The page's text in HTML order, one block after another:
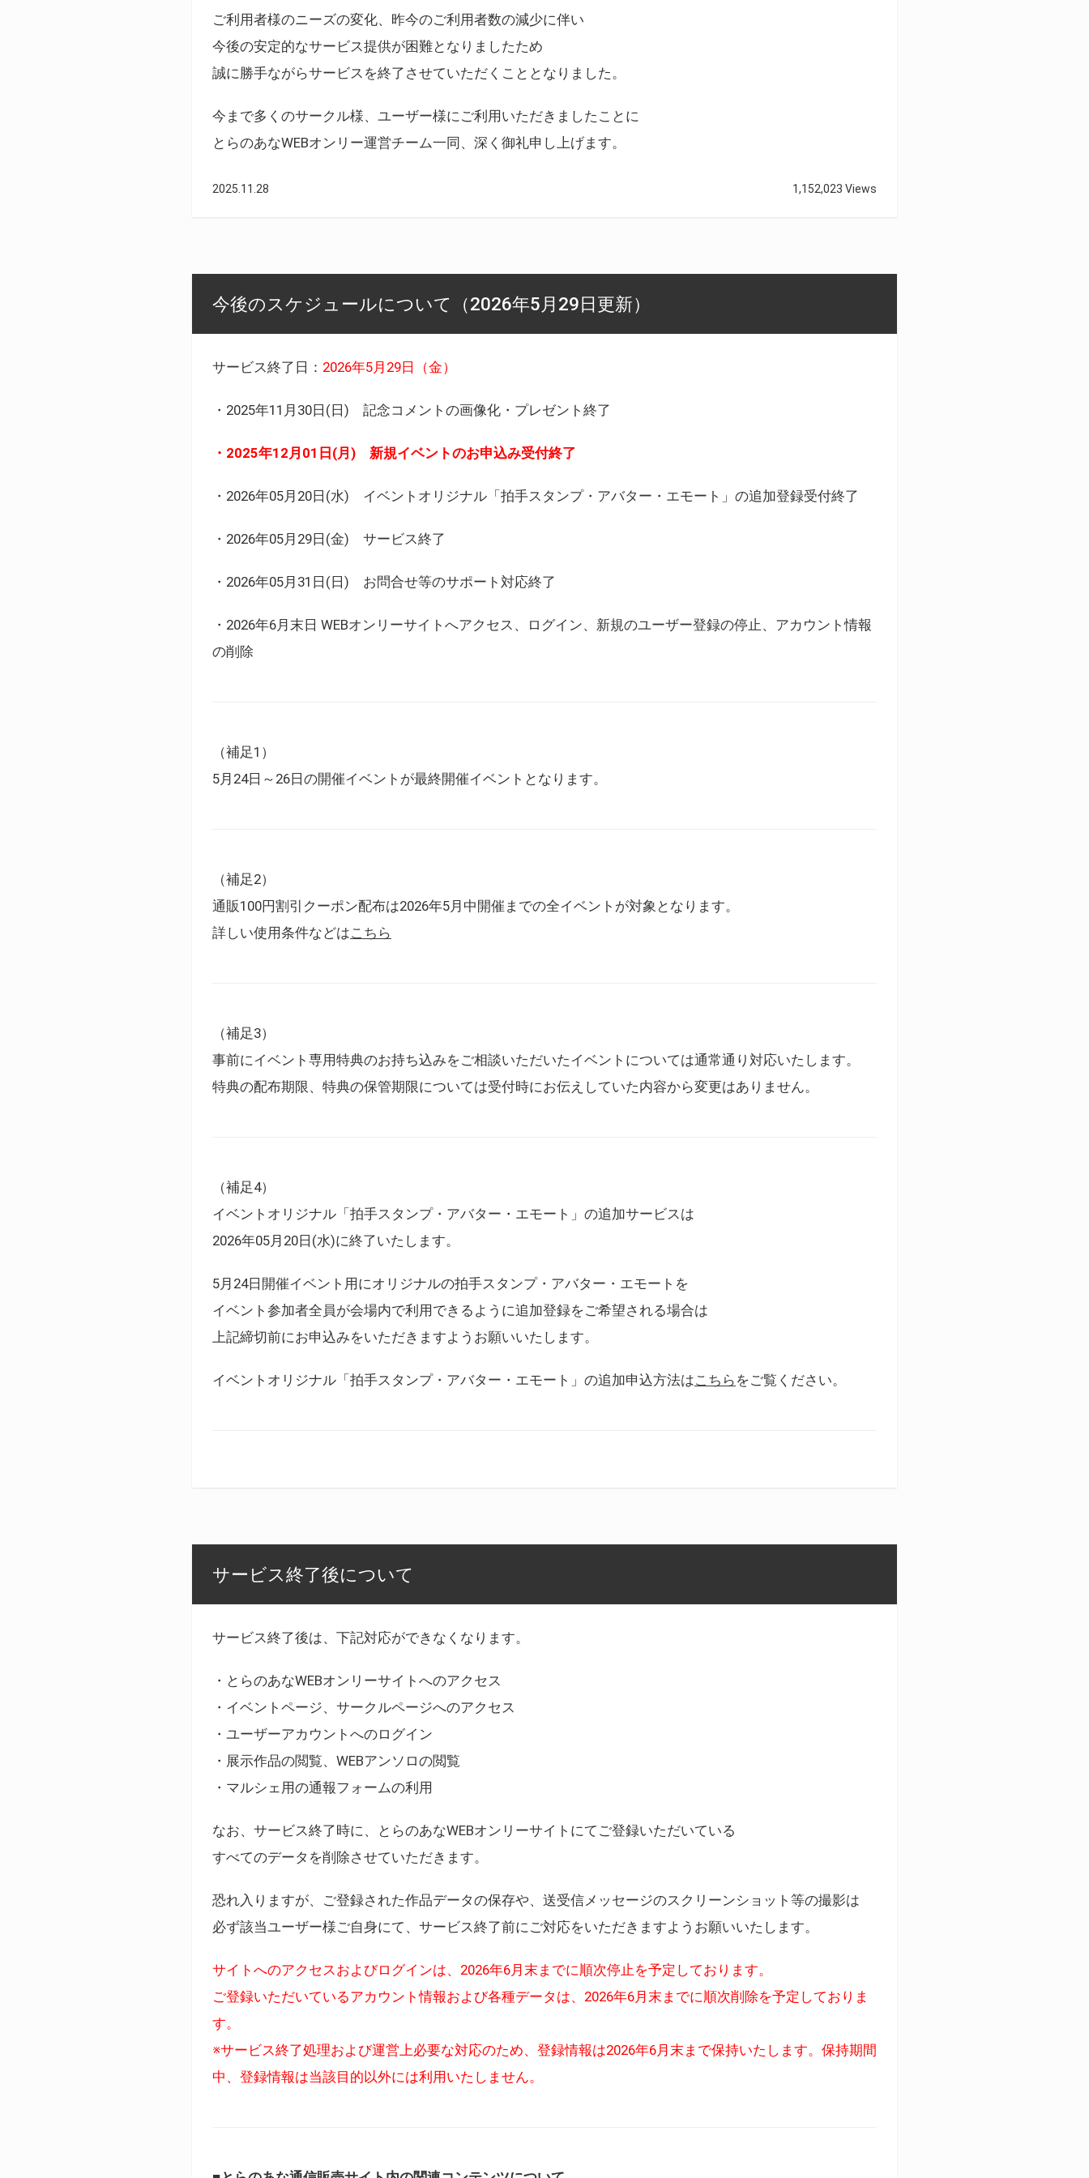
ご利用者様のニーズの変化、昨今のご利用者数の減少に伴い
今後の安定的なサービス提供が困難となりましたため
誠に勝手ながらサービスを終了させていただくこととなりました。
今まで多くのサークル様、ユーザー様にご利用いただきましたことに
とらのあなWEBオンリー運営チーム一同、深く御礼申し上げます。
2025.11.28 1,152,023 Views
今後のスケジュールについて（2026年5月29日更新）
サービス終了日： 2026年5月29日（金）
・2025年11月30日(日) 記念コメントの画像化・プレゼント終了
・2025年12月01日(月) 新規イベントのお申込み受付終了
・2026年05月20日(水) イベントオリジナル「拍手スタンプ・アバター・エモート」の追加登録受付終了
・2026年05月29日(金) サービス終了
・2026年05月31日(日) お問合せ等のサポート対応終了
・2026年6月末日 WEBオンリーサイトへアクセス、ログイン、新規のユーザー登録の停止、アカウント情報
の削除
（補足1）
5月24日～26日の開催イベントが最終開催イベントとなります。
（補足2）
通販100円割引クーポン配布は2026年5月中開催までの全イベントが対象となります。
詳しい使用条件などはこちら
（補足3）
事前にイベント専用特典のお持ち込みをご相談いただいたイベントについては通常通り対応いたします。
特典の配布期限、特典の保管期限については受付時にお伝えしていた内容から変更はありません。
（補足4）
イベントオリジナル「拍手スタンプ・アバター・エモート」の追加サービスは
2026年05月20日(水)に終了いたします。
5月24日開催イベント用にオリジナルの拍手スタンプ・アバター・エモートを
イベント参加者全員が会場内で利用できるように追加登録をご希望される場合は
上記締切前にお申込みをいただきますようお願いいたします。
イベントオリジナル「拍手スタンプ・アバター・エモート」の追加申込方法はこちら をご覧ください。
サービス終了後について
サービス終了後は、下記対応ができなくなります。
・とらのあなWEBオンリーサイトへのアクセス
・イベントページ、サークルページへのアクセス
・ユーザーアカウントへのログイン
・展示作品の閲覧、WEBアンソロの閲覧
・マルシェ用の通報フォームの利用
なお、サービス終了時に、とらのあなWEBオンリーサイトにてご登録いただいている
すべてのデータを削除させていただきます。
恐れ入りますが、ご登録された作品データの保存や、送受信メッセージのスクリーンショット等の撮影は
必ず該当ユーザー様ご自身にて、サービス終了前にご対応をいただきますようお願いいたします。
サイトへのアクセスおよびログインは、2026年6月末までに順次停止を予定しております。
ご登録いただいているアカウント情報および各種データは、2026年6月末までに順次削除を予定しておりま
す。
※サービス終了処理および運営上必要な対応のため、登録情報は2026年6月末まで保持いたします。保持期間
中、登録情報は当該目的以外には利用いたしません。